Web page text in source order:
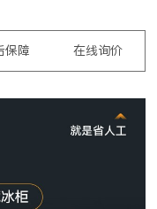
保障 在线询价